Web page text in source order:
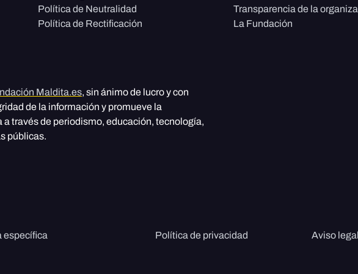
Política de Neutralidad
Política de Rectificación
Transparencia de la
La Fundación
Maldita.es, sin ánimo de lucro y con
de la información y promueve la
través de periodismo, educación, tecnología,
públicas.
específica Política de privacidad Aviso legal